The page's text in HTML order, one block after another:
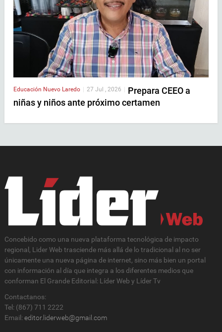
Educación Nuevo Laredo 27 Jul , 2026
Prepara CEEO a
niñas y niños ante próximo certamen
Concebido como una nueva plataforma tecnológica de impacto
regional, Lider Web trasciende más allá de lo tradicional al no ser
únicamente una nueva página de internet, sino más bien un portal
con información al día que integra a los diferentes medios que
conforman El Grande Editorial: Líder Web y Líder Tv
Contactanos:
Tel: (867) 711 2222
Email: editor.liderweb@gmail.com